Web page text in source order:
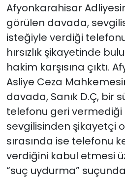
Afyonkarahisar
görülen davada,
isteğiyle verdiği
hırsızlık şikayetinde
hakim karşısına çıktı.
Asliye Ceza
davada, Sanık D.Ç, bir
telefonu geri
sevgilisinden şikayetçi
sırasında ise telefonu
verdiğini kabul etmesi
“suç uydurma”